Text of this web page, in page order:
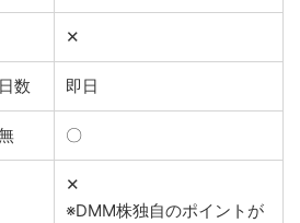
✕
数 即日
〇
✕
※DMM株独自のポイントが